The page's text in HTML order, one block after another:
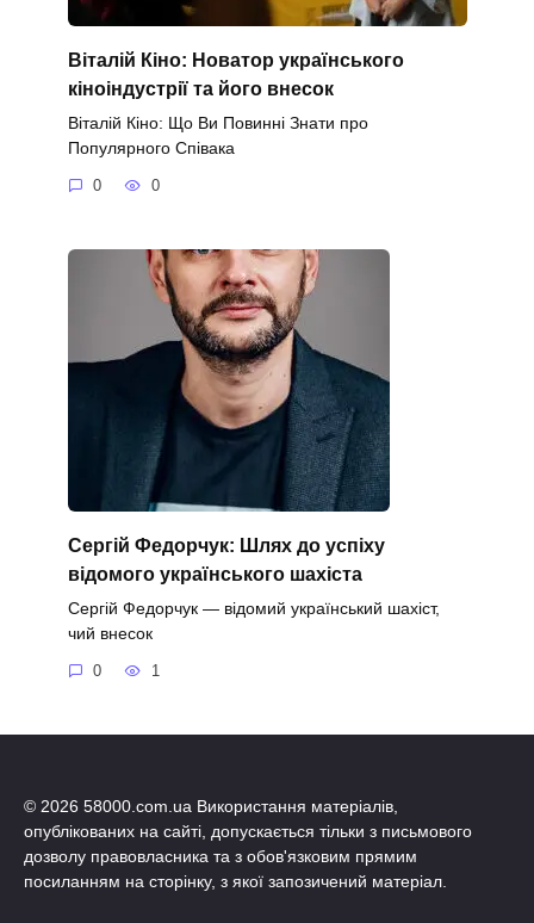
Віталій Кіно: Новатор українського
кіноіндустрії та його внесок
Віталій Кіно: Що Ви Повинні Знати про
Популярного Співака
0 0
Сергій Федорчук: Шлях до успіху
відомого українського шахіста
Сергій Федорчук — відомий український шахіст,
чий внесок
0 1
© 2026 58000.com.ua Використання матеріалів,
опублікованих на сайті, допускається тільки з письмового
дозволу правовласника та з обов'язковим прямим
посиланням на сторінку, з якої запозичений матеріал.